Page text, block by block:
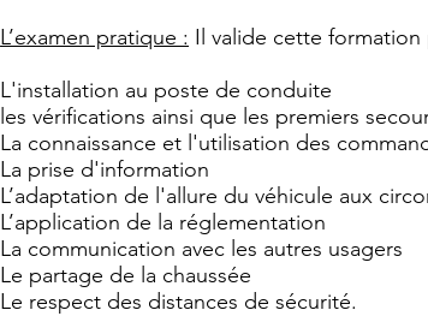
L’examen pratique : Il valide cette formation
L'installation au poste de conduite
les vérifications ainsi que les premiers
La connaissance et l'utilisation des
La prise d'information
L’adaptation de l'allure du véhicule aux
L’application de la réglementation
La communication avec les autres usagers
Le partage de la chaussée
Le respect des distances de sécurité.